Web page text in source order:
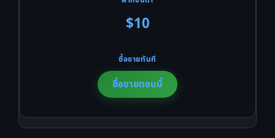
$10
ซื้อขายตอนนี้